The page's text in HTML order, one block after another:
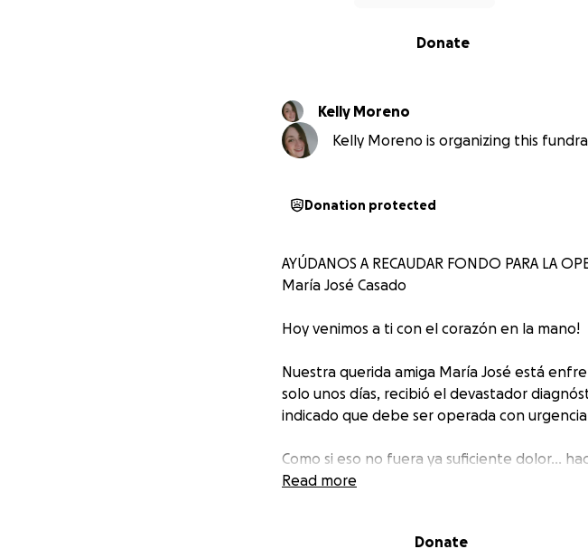
Donate
Kelly Moreno
Kelly Moreno is organizing this
Donation protected
AYÚDANOS A RECAUDAR FONDO PARA LA
María José Casado
Hoy venimos a ti con el corazón en la mano!
Nuestra querida amiga María José está
solo unos días, recibió el devastador
indicado que debe ser operada con
Como si eso no fuera ya suficiente dolor…
que una madre puede experimentar: su hijo
María José es mamá de dos hijos
Read more
Donate